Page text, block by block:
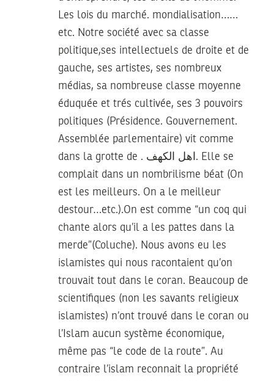
Les lois du marché. mondialisation……
etc. Notre société avec sa classe
politique,ses intellectuels de droite et de
gauche, ses artistes, ses nombreux
médias, sa nombreuse classe moyenne
éduquée et trés cultivée, ses 3 pouvoirs
politiques (Présidence. Gouvernement.
Assemblée parlementaire) vit comme
dans la grotte de . اهل الكهف. Elle se
complait dans un nombrilisme béat (On
est les meilleurs. On a le meilleur
destour…etc.).On est comme “un coq qui
chante alors qu’il a les pattes dans la
merde”(Coluche). Nous avons eu les
islamistes qui nous racontaient qu’on
trouvait tout dans le coran. Beaucoup de
scientifiques (non les savants religieux
islamistes) n’ont trouvé dans le coran ou
l’Islam aucun système économique,
même pas “le code de la route”. Au
contraire l’islam reconnait la propriété